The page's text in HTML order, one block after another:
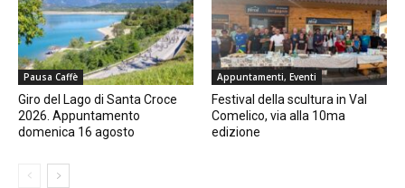
Pausa Caffè
Giro del Lago di Santa Croce
2026. Appuntamento
domenica 16 agosto
Appuntamenti, Eventi
Festival della scultura in Val
Comelico, via alla 10ma
edizione